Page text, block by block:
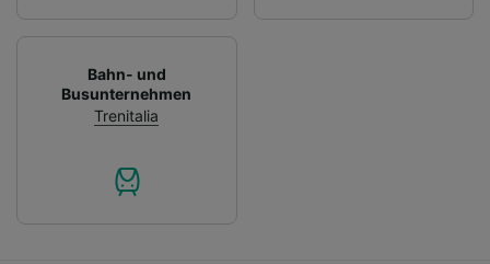
Bahn- und
Busunternehmen
Trenitalia